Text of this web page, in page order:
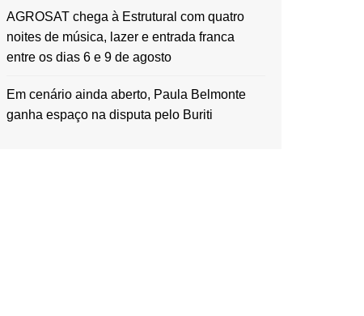
AGROSAT chega à Estrutural com quatro
noites de música, lazer e entrada franca
entre os dias 6 e 9 de agosto
Em cenário ainda aberto, Paula Belmonte
ganha espaço na disputa pelo Buriti